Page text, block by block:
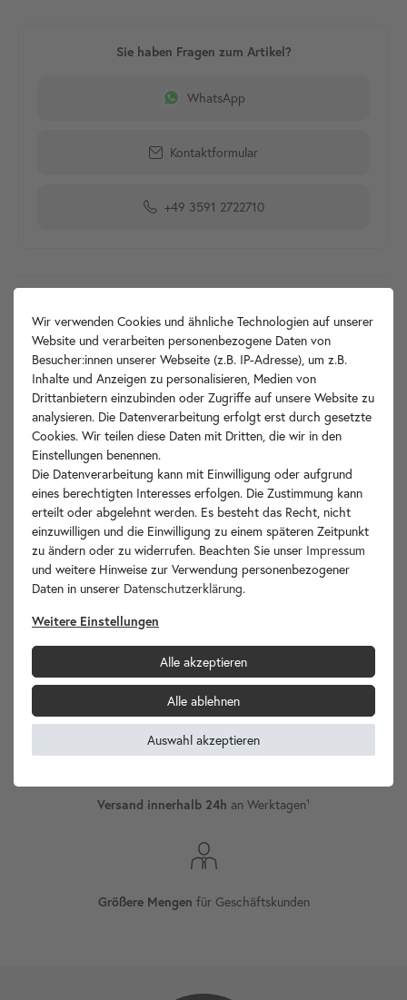
WhatsApp
Kontaktformular
+49 3591 2722710
Artikelbeschreibung
Hersteller-Info
Ihre Vorteile
wohnfreuden.de -
InternationalerVersand
Versand innerhalb 24h an Werktagen¹
Größere Mengen für Geschäftskunden
Wir verwenden Cookies und ähnliche Technologien auf unserer
Website und verarbeiten personenbezogene Daten von
Besucher:innen unserer Webseite (z.B. IP-Adresse), um z.B.
Inhalte und Anzeigen zu personalisieren, Medien von
Drittanbietern einzubinden oder Zugriffe auf unsere Website zu
analysieren. Die Datenverarbeitung erfolgt erst durch gesetzte
Cookies. Wir teilen diese Daten mit Dritten, die wir in den
Einstellungen benennen.
Die Datenverarbeitung kann mit Einwilligung oder aufgrund
eines berechtigten Interesses erfolgen. Die Zustimmung kann
erteilt oder abgelehnt werden. Es besteht das Recht, nicht
einzuwilligen und die Einwilligung zu einem späteren Zeitpunkt
zu ändern oder zu widerrufen. Beachten Sie unser Impressum
und weitere Hinweise zur Verwendung personenbezogener
Daten in unserer Daten­schutz­erklärung.
Weitere Einstellungen
Alle akzeptieren
Alle ablehnen
Auswahl akzeptieren